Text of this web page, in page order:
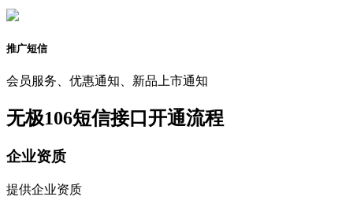
推广短信
会员服务、优惠通知、新品上市通知
无极106短信接口开通流程
企业资质
提供企业资质